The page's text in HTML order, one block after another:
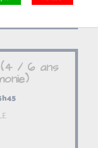
(4 / 6 ans